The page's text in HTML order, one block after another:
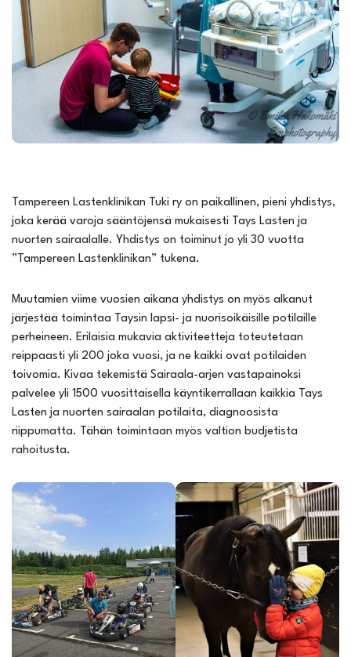
Tampereen Lastenklinikan Tuki ry on paikallinen, pieni yhdistys,
joka kerää varoja sääntöjensä mukaisesti Tays Lasten ja
nuorten sairaalalle. Yhdistys on toiminut jo yli 30 vuotta
”Tampereen Lastenklinikan” tukena.
Muutamien viime vuosien aikana yhdistys on myös alkanut
järjestää toimintaa Taysin lapsi- ja nuorisoikäisille potilaille
perheineen. Erilaisia mukavia aktiviteetteja toteutetaan
reippaasti yli 200 joka vuosi, ja ne kaikki ovat potilaiden
toivomia. Kivaa tekemistä Sairaala-arjen vastapainoksi
palvelee yli 1500 vuosittaisella käyntikerrallaan kaikkia Tays
Lasten ja nuorten sairaalan potilaita, diagnoosista
riippumatta. Tähän toimintaan myös valtion budjetista
rahoitusta.